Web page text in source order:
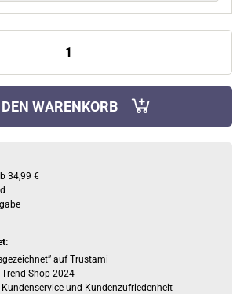
WARENKORB
34,99 €
auf Trustami
Shop 2024
und Kundenzufriedenheit